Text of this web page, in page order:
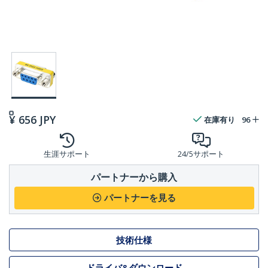
¥ 656 JPY 在庫有り 96
生涯サポート 24/5サポート
パートナーから購入
パートナーを見る
技術仕様